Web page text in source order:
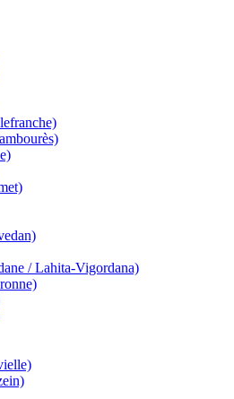
/ Lahita-Vigordana)